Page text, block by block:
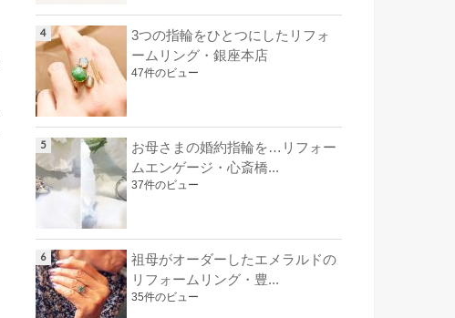
3つの指輪をひとつにしたリフォ
ームリング・銀座本店
47件のビュー
お母さまの婚約指輪を…リフォー
ムエンゲージ・心斎橋...
37件のビュー
祖母がオーダーしたエメラルドの
リフォームリング・豊...
35件のビュー